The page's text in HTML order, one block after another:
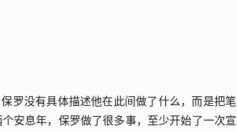
罗没有具体描述他在此间做了什么，而是把笔
安息年，保罗做了很多事，至少开始了一次宣